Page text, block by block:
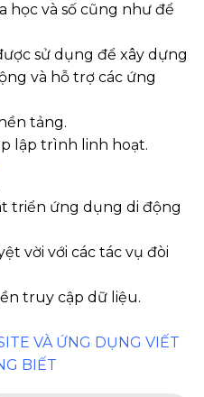
học và số cũng như để
sử dụng để xây dựng
và hỗ trợ các ứng
tảng.
lập trình linh hoạt.
triển ứng dụng di động
vời với các tác vụ đòi
truy cập dữ liệu.
VÀ ỨNG DỤNG VIẾT
BIẾT